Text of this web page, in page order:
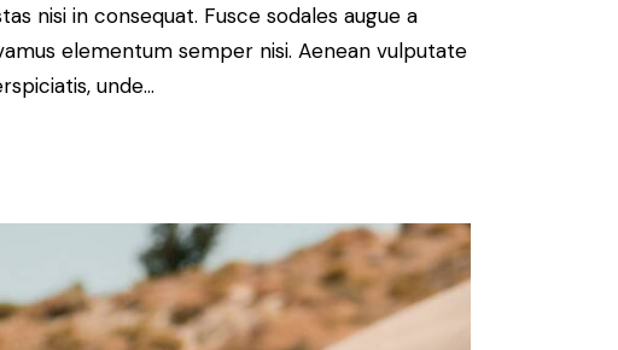
nisi in consequat. Fusce sodales augue a
elementum semper nisi. Aenean vulputate
unde…